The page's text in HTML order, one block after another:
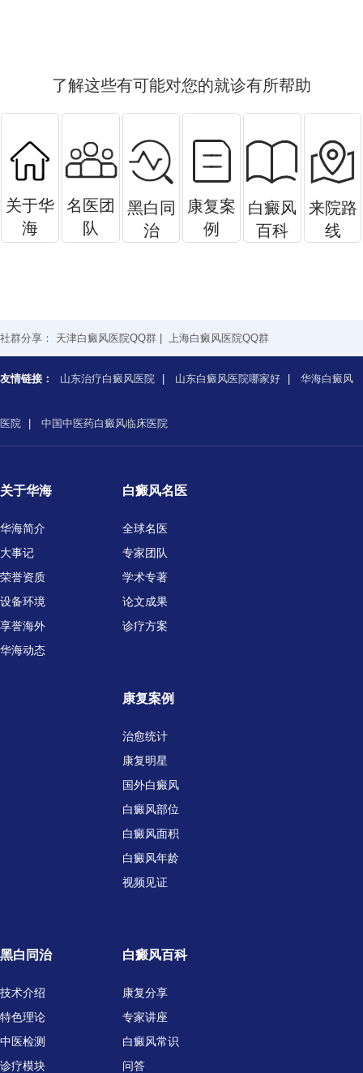
了解这些有可能对您的就诊有所帮助
关于华
海
名医团
队
黑白同
治
康复案
例
白癜风
百科
来院路
线
社群分享： 天津白癜风医院QQ群 上海白癜风医院QQ群
友情链接： 山东治疗白癜风医院 山东白癜风医院哪家好 华海白癜风
医院 中国中医药白癜风临床医院
关于华海
华海简介
大事记
荣誉资质
设备环境
享誉海外
华海动态
白癜风名医
全球名医
专家团队
学术专著
论文成果
诊疗方案
康复案例
治愈统计
康复明星
国外白癜风
白癜风部位
白癜风面积
白癜风年龄
视频见证
黑白同治
技术介绍
特色理论
中医检测
诊疗模块
白癜风百科
康复分享
专家讲座
白癜风常识
问答